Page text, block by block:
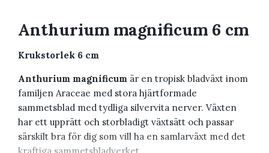
Anthurium magnificum 6 cm
Krukstorlek 6 cm
Anthurium magnificum är en tropisk bladväxt inom
familjen Araceae med stora hjärtformade
sammetsblad med tydliga silvervita nerver. Växten
har ett upprätt och storbladigt växtsätt och passar
särskilt bra för dig som vill ha en samlarväxt med det